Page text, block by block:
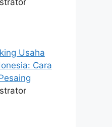
Usaha
Cara